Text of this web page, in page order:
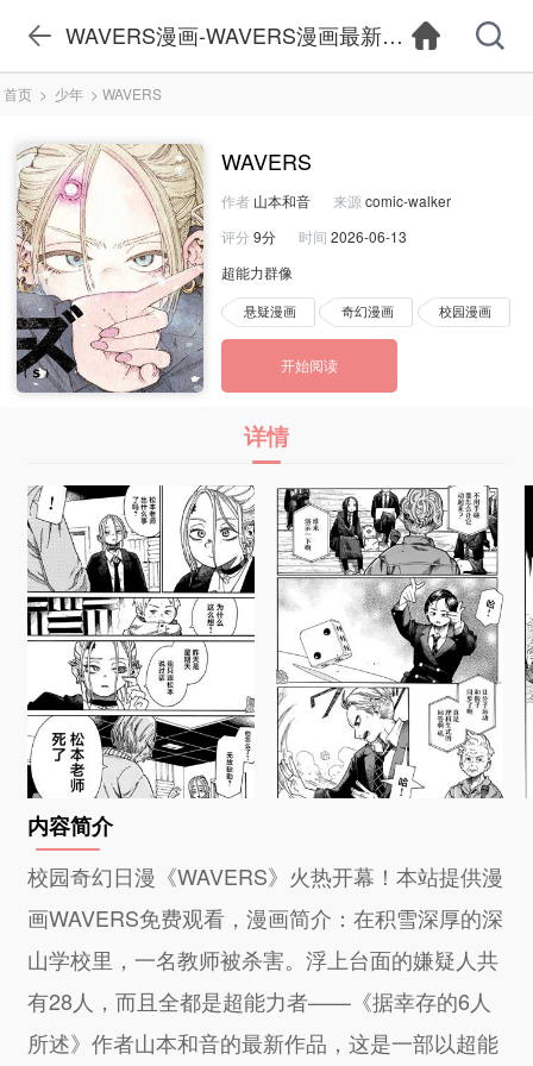
WAVERS漫画-WAVERS漫画最新章节更新-
首页 > 少年 > WAVERS
WAVERS
作者 山本和音 来源 comic-walker
评分 9分 时间 2026-06-13
超能力群像
悬疑漫画 奇幻漫画 校园漫画
开始阅读
详情
内容简介
校园奇幻日漫《WAVERS》火热开幕！本站提供漫
画WAVERS免费观看，漫画简介：在积雪深厚的深
山学校里，一名教师被杀害。浮上台面的嫌疑人共
有28人，而且全都是超能力者——《据幸存的6人
所述》作者山本和音的最新作品，这是一部以超能